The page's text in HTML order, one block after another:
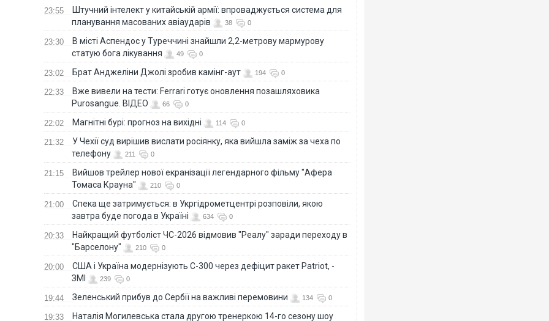
23:55
Штучний інтелект у китайській армії: впроваджується система для
планування масованих авіаударів
38 0
23:30
В місті Аспендос у Туреччині знайшли 2,2-метрову мармурову
статую бога лікування
49 0
23:02 Брат Анджеліни Джолі зробив камінг-аут 194 0
22:33
Вже вивели на тести: Ferrari готує оновлення позашляховика
Purosangue. ВІДЕО
66 0
22:02 Магнітні бурі: прогноз на вихідні 114 0
21:32
У Чехії суд вирішив вислати росіянку, яка вийшла заміж за чеха по
телефону
211 0
21:15
Вийшов трейлер нової екранізації легендарного фільму "Афера
Томаса Крауна"
210 0
21:00
Спека ще затримується: в Укргідрометцентрі розповіли, якою
завтра буде погода в Україні
634 0
20:33
Найкращий футболіст ЧС-2026 відмовив "Реалу" заради переходу в
"Барселону"
210 0
20:00
США і Україна модернізують С-300 через дефіцит ракет Patriot, -
ЗМІ
239 0
19:44 Зеленський прибув до Сербії на важливі перемовини 134 0
19:33 Наталія Могилевська стала другою тренеркою 14-го сезону шоу